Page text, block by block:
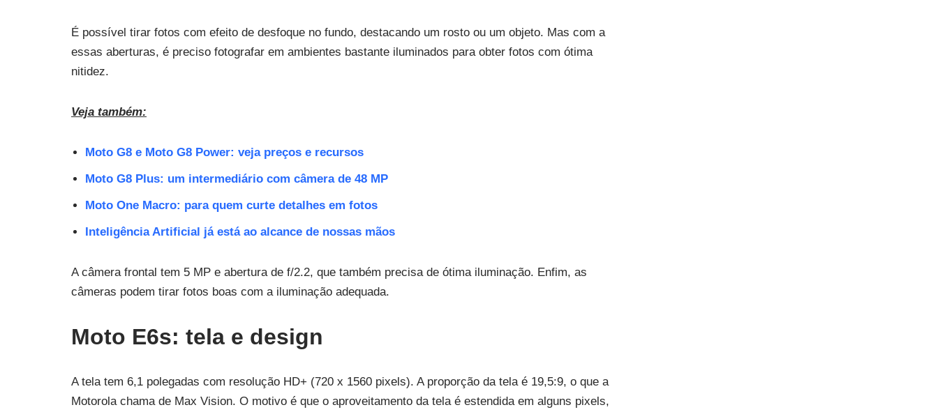
É possível tirar fotos com efeito de desfoque no fundo, destacando um rosto ou um objeto. Mas com a
essas aberturas, é preciso fotografar em ambientes bastante iluminados para obter fotos com ótima
nitidez.
Veja também:
Moto G8 e Moto G8 Power: veja preços e recursos
Moto G8 Plus: um intermediário com câmera de 48 MP
Moto One Macro: para quem curte detalhes em fotos
Inteligência Artificial já está ao alcance de nossas mãos
A câmera frontal tem 5 MP e abertura de f/2.2, que também precisa de ótima iluminação. Enfim, as
câmeras podem tirar fotos boas com a iluminação adequada.
Moto E6s: tela e design
A tela tem 6,1 polegadas com resolução HD+ (720 x 1560 pixels). A proporção da tela é 19,5:9, o que a
Motorola chama de Max Vision. O motivo é que o aproveitamento da tela é estendida em alguns pixels,